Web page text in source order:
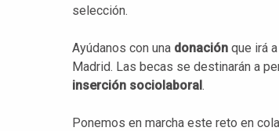
selección.
Ayúdanos con una donación que irá a
Madrid. Las becas se destinarán a
inserción sociolaboral.
Ponemos en marcha este reto en